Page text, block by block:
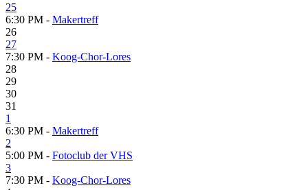
25
6:30 PM - Makertreff
26
27
7:30 PM - Koog-Chor-Lores
28
29
30
31
1
6:30 PM - Makertreff
2
5:00 PM - Fotoclub der VHS
3
7:30 PM - Koog-Chor-Lores